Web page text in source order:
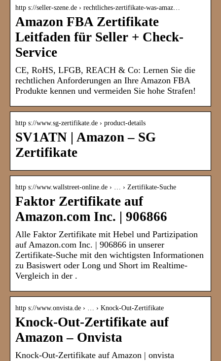
http s://seller-szene.de › rechtliches-zertifikate-was-amaz…
Amazon FBA Zertifikate
Leitfaden für Seller + Check-
Service
CE, RoHS, LFGB, REACH & Co: Lernen Sie die
rechtlichen Anforderungen an Ihre Amazon FBA
Produkte kennen und vermeiden Sie hohe Strafen!
http s://www.sg-zertifikate.de › product-details
SV1ATN | Amazon – SG
Zertifikate
http s://www.wallstreet-online.de › … › Zertifikate-Suche
Faktor Zertifikate auf
Amazon.com Inc. | 906866
Alle Faktor Zertifikate mit Hebel und Partizipation
auf Amazon.com Inc. | 906866 in unserer
Zertifikate-Suche mit den wichtigsten Informationen
zu Basiswert oder Long und Short im Realtime-
Vergleich in der .
http s://www.onvista.de › … › Knock-Out-Zertifikate
Knock-Out-Zertifikate auf
Amazon – Onvista
Knock-Out-Zertifikate auf Amazon | onvista